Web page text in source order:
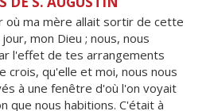
où ma mère allait sortir de cette
mon Dieu ; nous, nous
l'effet de tes arrangements
crois, qu'elle et moi, nous nous
à une fenêtre d'où l'on voyait
que nous habitions. C'était à